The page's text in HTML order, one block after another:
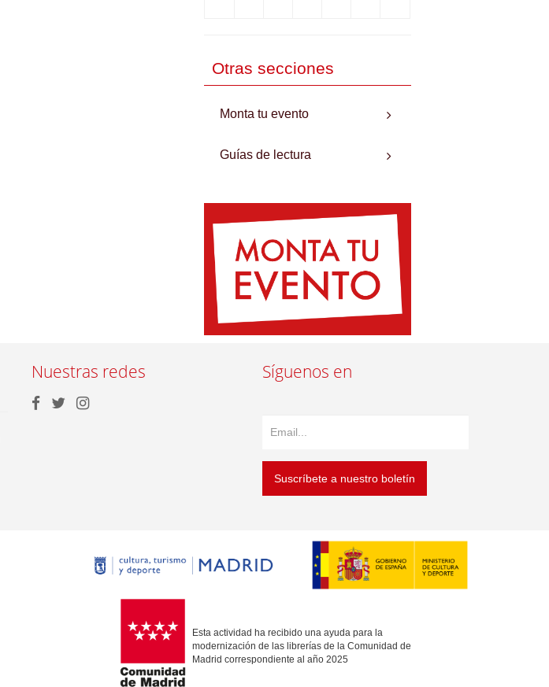
Otras secciones
Monta tu evento
Guías de lectura
Nuestras redes Síguenos en
Suscríbete a nuestro boletín
Esta actividad ha recibido una ayuda para la
modernización de las librerías de la Comunidad de
Madrid correspondiente al año 2025